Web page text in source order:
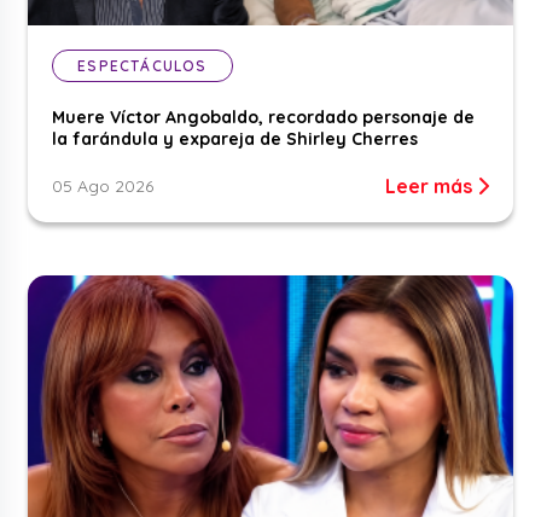
ESPECTÁCULOS
Muere Víctor Angobaldo, recordado personaje de
la farándula y expareja de Shirley Cherres
05 Ago 2026 Leer más